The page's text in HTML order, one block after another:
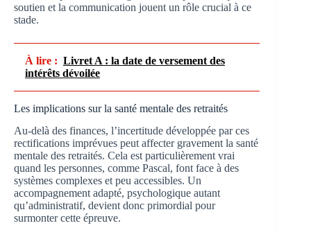
soutien et la communication jouent un rôle crucial à ce
stade.
À lire : Livret A : la date de versement des
intérêts dévoilée
Les implications sur la santé mentale des retraités
Au-delà des finances, l’incertitude développée par ces
rectifications imprévues peut affecter gravement la santé
mentale des retraités. Cela est particulièrement vrai
quand les personnes, comme Pascal, font face à des
systèmes complexes et peu accessibles. Un
accompagnement adapté, psychologique autant
qu’administratif, devient donc primordial pour
surmonter cette épreuve.